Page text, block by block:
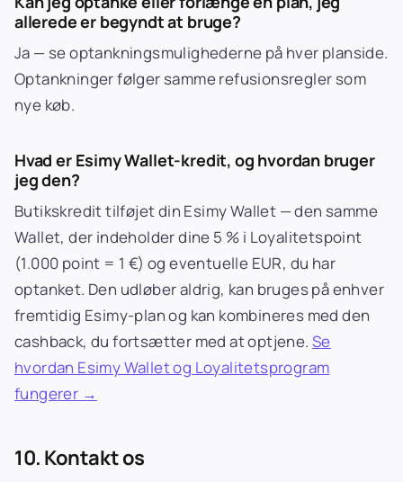
allerede er begyndt at bruge?
Ja — se optankningsmulighederne på hver planside.
Optankninger følger samme refusionsregler som
nye køb.
Hvad er Esimy Wallet-kredit, og hvordan bruger
jeg den?
Butikskredit tilføjet din Esimy Wallet — den samme
Wallet, der indeholder dine 5 % i Loyalitetspoint
(1.000 point = 1 €) og eventuelle EUR, du har
optanket. Den udløber aldrig, kan bruges på enhver
fremtidig Esimy-plan og kan kombineres med den
cashback, du fortsætter med at optjene. Se
hvordan Esimy Wallet og Loyalitetsprogram
fungerer →
10. Kontakt os